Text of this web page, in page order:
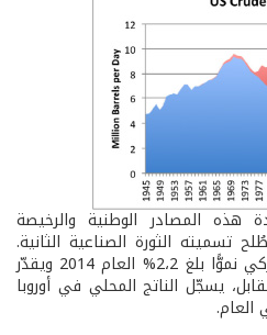
هذه المصادر الوطنية والرخيصة
الثورة الصناعية الثانية.
وقد سجّل الإنتاج المحلي الأميركي نموًّا بلغ 2،2% العام 2014 ويقدّر
العام 2015. بالمقابل، يسجّل الناتج المحلي في أوروبا
العام.